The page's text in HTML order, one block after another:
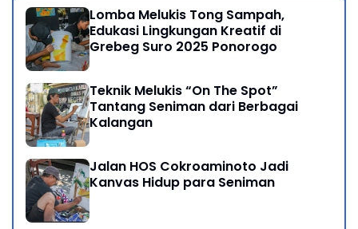
Lomba Melukis Tong Sampah,
Edukasi Lingkungan Kreatif di
Grebeg Suro 2025 Ponorogo
Teknik Melukis “On The Spot”
Tantang Seniman dari Berbagai
Kalangan
Jalan HOS Cokroaminoto Jadi
Kanvas Hidup para Seniman